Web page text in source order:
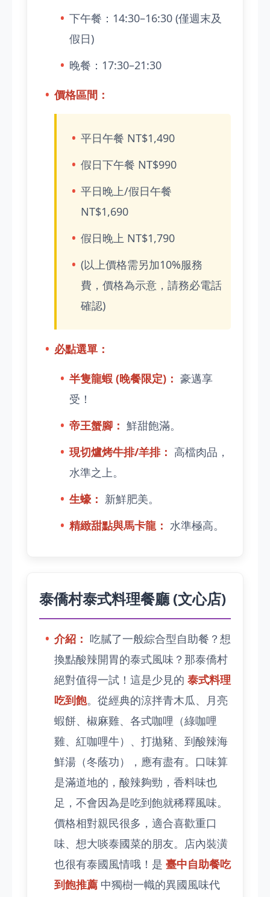
下午餐：14:30–16:30 (僅週末及
假日)
晚餐：17:30–21:30
價格區間：
平日午餐 NT$1,490
假日下午餐 NT$990
平日晚上/假日午餐
NT$1,690
假日晚上 NT$1,790
(以上價格需另加10%服務
費，價格為示意，請務必電話
確認)
必點選單：
半隻龍蝦 (晚餐限定)： 豪邁享
受！
帝王蟹腳： 鮮甜飽滿。
現切爐烤牛排/羊排： 高檔肉品，
水準之上。
生蠔： 新鮮肥美。
精緻甜點與馬卡龍： 水準極高。
泰僑村泰式料理餐廳 (文心店)
介紹： 吃膩了一般綜合型自助餐？想
換點酸辣開胃的泰式風味？那泰僑村
絕對值得一試！這是少見的 泰式料理
吃到飽。從經典的涼拌青木瓜、月亮
蝦餅、椒麻雞、各式咖哩（綠咖哩
雞、紅咖哩牛）、打拋豬、到酸辣海
鮮湯（冬蔭功），應有盡有。口味算
是滿道地的，酸辣夠勁，香料味也
足，不會因為是吃到飽就稀釋風味。
價格相對親民很多，適合喜歡重口
味、想大啖泰國菜的朋友。店內裝潢
也很有泰國風情哦！是 臺中自助餐吃
到飽推薦 中獨樹一幟的異國風味代